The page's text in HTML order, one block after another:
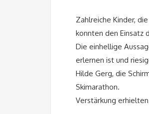
Zahlreiche Kinder,
konnten den Einsatz
Die einhellige
erlernen ist und
Hilde Gerg, die
Skimarathon.
Verstärkung